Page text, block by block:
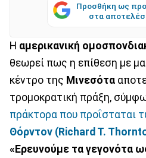
Προσθήκη ως
στα
Η αμερικανική
θεωρεί πως η επίθεση με
κέντρο της Μινεσότα
τρομοκρατική πράξη,
πράκτορα που προΐσταται
Θόρντον (Richard T.
«Ερευνούμε τα γεγονότα